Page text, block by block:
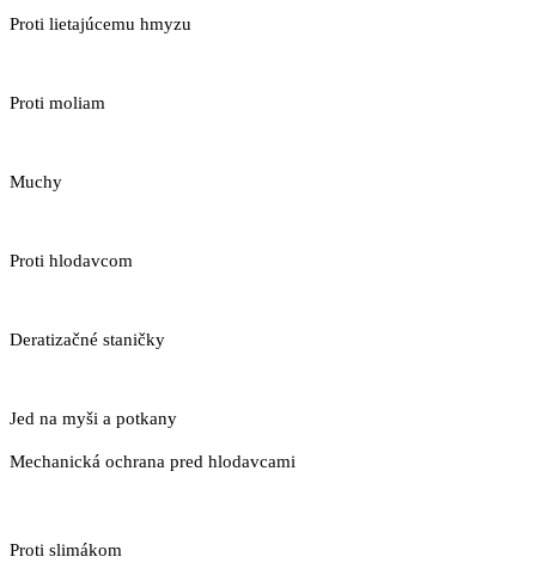
Proti lietajúcemu hmyzu
Proti moliam
Muchy
Proti hlodavcom
Deratizačné staničky
Jed na myši a potkany
Mechanická ochrana pred hlodavcami
Proti slimákom